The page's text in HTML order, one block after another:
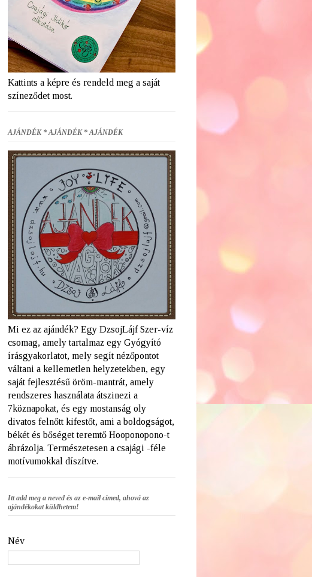
Kattints a képre és rendeld meg a saját
színeződet most.
AJÁNDÉK * AJÁNDÉK * AJÁNDÉK
Mi ez az ajándék? Egy DzsojLájf Szer-víz
csomag, amely tartalmaz egy Gyógyító
írásgyakorlatot, mely segít nézőpontot
váltani a kellemetlen helyzetekben, egy
saját fejlesztésű öröm-mantrát, amely
rendszeres használata átszinezi a
7köznapokat, és egy mostanság oly
divatos felnőtt kifestőt, ami a boldogságot,
békét és bőséget teremtő Hooponopono-t
ábrázolja. Természetesen a csajági -féle
motívumokkal díszítve.
Itt add meg a neved és az e-mail címed, ahová az
ajándékokat küldhetem!
Név